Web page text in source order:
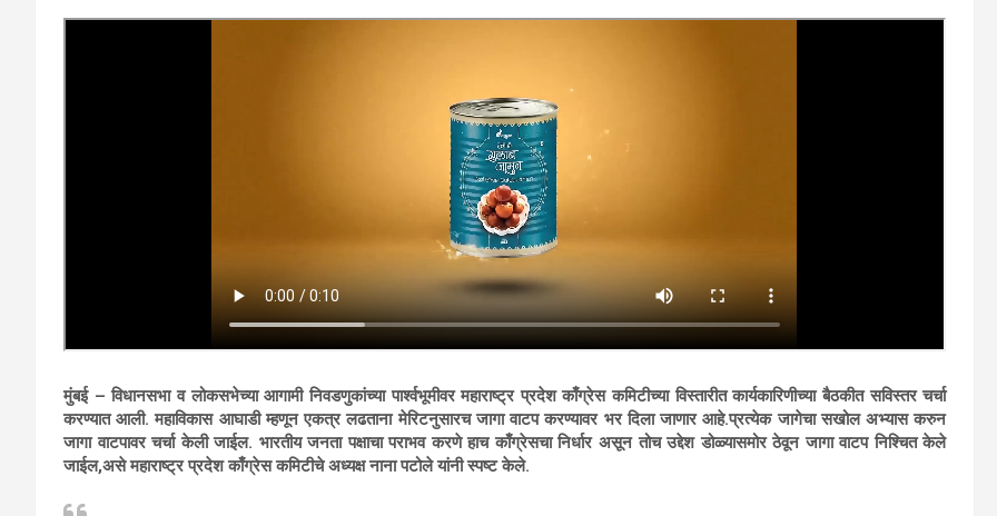
मुंबई – विधानसभा व लोकसभेच्या आगामी निवडणुकांच्या पार्श्वभूमीवर महाराष्ट्र प्रदेश काँग्रेस कमिटीच्या विस्तारीत कार्यकारिणीच्या बैठकीत सविस्तर चर्चा
करण्यात आली. महाविकास आघाडी म्हणून एकत्र लढताना मेरिटनुसारच जागा वाटप करण्यावर भर दिला जाणार आहे.प्रत्येक जागेचा सखोल अभ्यास करुन
जागा वाटपावर चर्चा केली जाईल. भारतीय जनता पक्षाचा पराभव करणे हाच काँग्रेसचा निर्धार असून तोच उद्देश डोळ्यासमोर ठेवून जागा वाटप निश्चित केले
जाईल,असे महाराष्ट्र प्रदेश काँग्रेस कमिटीचे अध्यक्ष नाना पटोले यांनी स्पष्ट केले.